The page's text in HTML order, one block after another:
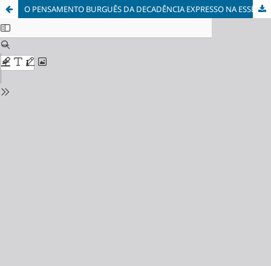
O PENSAMENTO BURGUÊS DA DECADÊNCIA EXPRESSO NA ESSÊNCIA DA REALIDADE SOCIAL: OS EMBATES DO IRRACIONALISMO NA LUTA DE CLASSES EM RELAÇÕES SOCIAIS HISTORICAMENTE DADAS PELO SUBDESENVOLVIMENTO ESTRUTURAL